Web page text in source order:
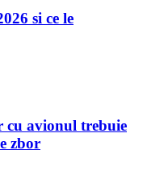
si ce le
cu avionul trebuie
zbor